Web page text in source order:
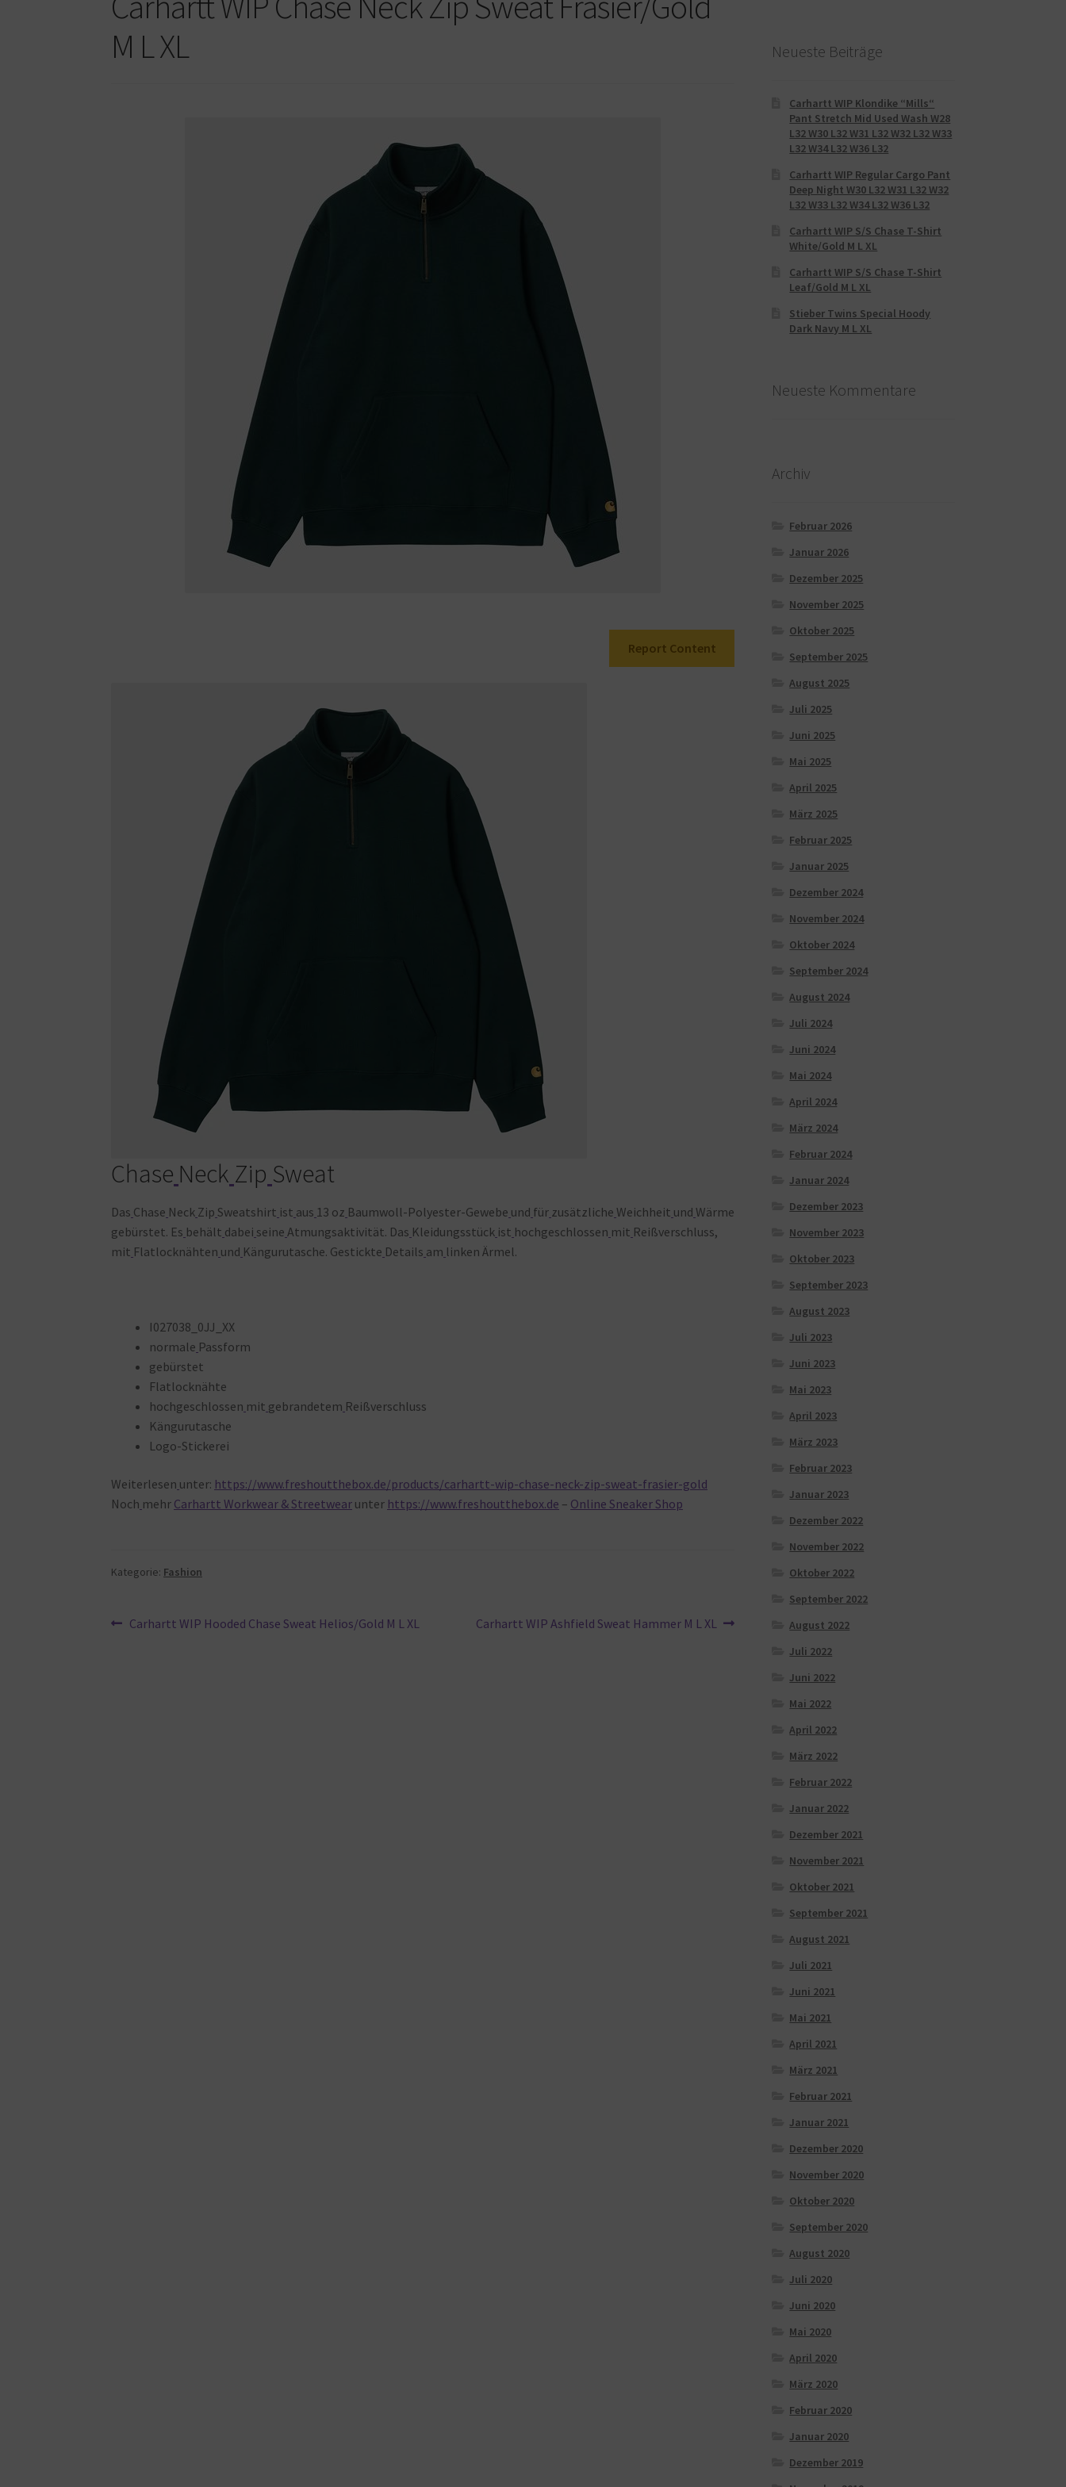
M L XL
Report Content
Chase Neck Zip Sweat
Das Chase Neck Zip Sweatshirt ist aus 13 oz Baumwoll-Polyester-Gewebe und für zusätzliche Weichheit und Wärme
gebürstet. Es behält dabei seine Atmungsaktivität. Das Kleidungsstück ist hochgeschlossen mit Reißverschluss,
mit Flatlocknähten und Kängurutasche. Gestickte Details am linken Ärmel.
I027038_0JJ_XX
normale Passform
gebürstet
Flatlocknähte
hochgeschlossen mit gebrandetem Reißverschluss
Kängurutasche
Logo-Stickerei
Weiterlesen unter: https://www.freshoutthebox.de/products/carhartt-wip-chase-neck-zip-sweat-frasier-gold
Noch mehr Carhartt Workwear & Streetwear unter https://www.freshoutthebox.de – Online Sneaker Shop
Kategorie: Fashion
Beitragsnavigation
Vorheriger
Carhartt WIP Hooded Chase Sweat Helios/Gold M L XL
Nächster
Carhartt WIP Ashfield Sweat Hammer M L XL
Neueste Beiträge
Carhartt WIP Klondike “Mills“
Pant Stretch Mid Used Wash W28
L32 W30 L32 W31 L32 W32 L32 W33
L32 W34 L32 W36 L32
Carhartt WIP Regular Cargo Pant
Deep Night W30 L32 W31 L32 W32
L32 W33 L32 W34 L32 W36 L32
Carhartt WIP S/S Chase T-Shirt
White/Gold M L XL
Carhartt WIP S/S Chase T-Shirt
Leaf/Gold M L XL
Stieber Twins Special Hoody
Dark Navy M L XL
Neueste Kommentare
Archiv
Februar 2026
Januar 2026
Dezember 2025
November 2025
Oktober 2025
September 2025
August 2025
Juli 2025
Juni 2025
Mai 2025
April 2025
März 2025
Februar 2025
Januar 2025
Dezember 2024
November 2024
Oktober 2024
September 2024
August 2024
Juli 2024
Juni 2024
Mai 2024
April 2024
März 2024
Februar 2024
Januar 2024
Dezember 2023
November 2023
Oktober 2023
September 2023
August 2023
Juli 2023
Juni 2023
Mai 2023
April 2023
März 2023
Februar 2023
Januar 2023
Dezember 2022
November 2022
Oktober 2022
September 2022
August 2022
Juli 2022
Juni 2022
Mai 2022
April 2022
März 2022
Februar 2022
Januar 2022
Dezember 2021
November 2021
Oktober 2021
September 2021
August 2021
Juli 2021
Juni 2021
Mai 2021
April 2021
März 2021
Februar 2021
Januar 2021
Dezember 2020
November 2020
Oktober 2020
September 2020
August 2020
Juli 2020
Juni 2020
Mai 2020
April 2020
März 2020
Februar 2020
Januar 2020
Dezember 2019